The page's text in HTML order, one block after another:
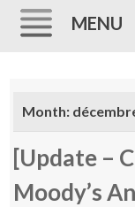
MENU
Month:
[Update –
Moody’s